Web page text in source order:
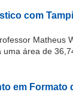
com
Matheus
uma área de
em Formato